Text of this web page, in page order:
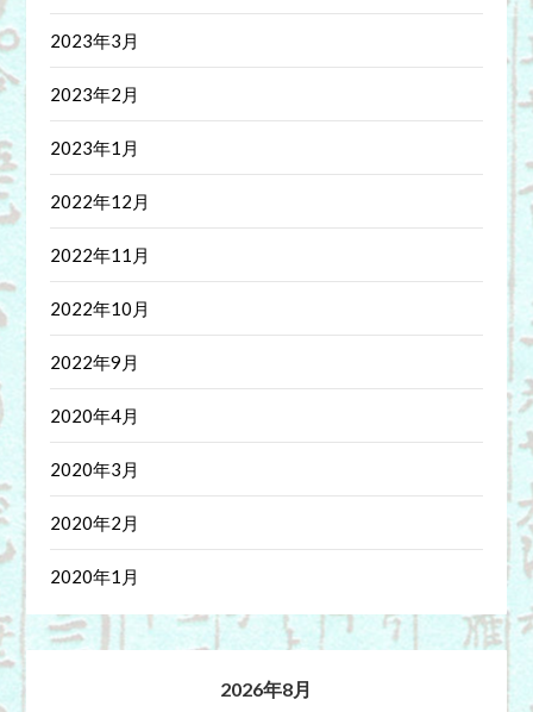
2023年3月
2023年2月
2023年1月
2022年12月
2022年11月
2022年10月
2022年9月
2020年4月
2020年3月
2020年2月
2020年1月
2026年8月